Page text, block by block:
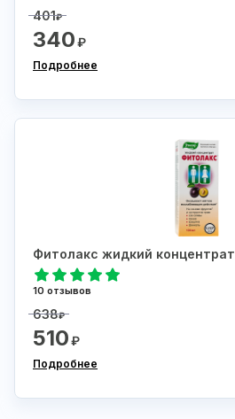
401₽
340₽
Подробнее
Фитолакс жидкий концентрат
10 отзывов
638₽
510₽
Подробнее